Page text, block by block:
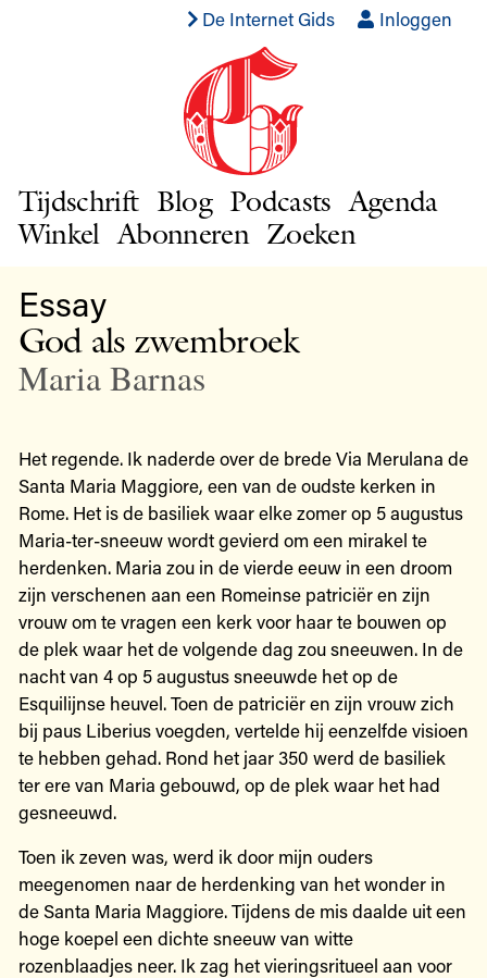
De Internet Gids Inloggen
Tijdschrift Blog Podcasts Agenda
Winkel Abonneren Zoeken
Essay
God als zwembroek
Maria Barnas
Het regende. Ik naderde over de brede Via Merulana de
Santa Maria Maggiore, een van de oudste kerken in
Rome. Het is de basiliek waar elke zomer op 5 augustus
Maria-ter-sneeuw wordt gevierd om een mirakel te
herdenken. Maria zou in de vierde eeuw in een droom
zijn verschenen aan een Romeinse patriciër en zijn
vrouw om te vragen een kerk voor haar te bouwen op
de plek waar het de volgende dag zou sneeuwen. In de
nacht van 4 op 5 augustus sneeuwde het op de
Esquilijnse heuvel. Toen de patriciër en zijn vrouw zich
bij paus Liberius voegden, vertelde hij eenzelfde visioen
te hebben gehad. Rond het jaar 350 werd de basiliek
ter ere van Maria gebouwd, op de plek waar het had
gesneeuwd.
Toen ik zeven was, werd ik door mijn ouders
meegenomen naar de herdenking van het wonder in
de Santa Maria Maggiore. Tijdens de mis daalde uit een
hoge koepel een dichte sneeuw van witte
rozenblaadjes neer. Ik zag het vieringsritueel aan voor